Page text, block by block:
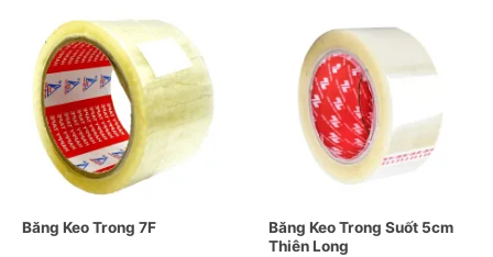
Băng Keo Trong 7F
Băng Keo Trong Suốt 5cm
Thiên Long